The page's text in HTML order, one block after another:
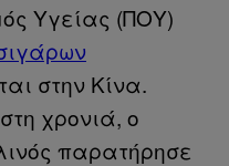
Υγείας (ΠΟΥ)
στην Κίνα.
χρονιά, ο
παρατήρησε